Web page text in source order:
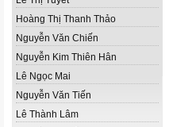
Hoàng Thị Thanh Thảo
Nguyễn Văn Chiến
Nguyễn Kim Thiên Hân
Lê Ngọc Mai
Nguyễn Văn Tiến
Lê Thành Lâm